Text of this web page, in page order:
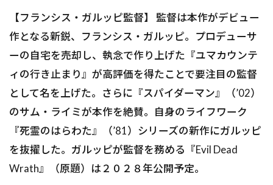
【フランシス・ガルッピ監督】 監督は本作がデビュー
作となる新鋭、フランシス・ガルッピ。プロデューサ
ーの自宅を売却し、執念で作り上げた『ユマカウンテ
ィの行き止まり』が高評価を得たことで要注目の監督
として名を上げた。さらに『スパイダーマン』（’02）
のサム・ライミが本作を絶賛。自身のライフワーク
『死霊のはらわた』（’81）シリーズの新作にガルッピ
を抜擢した。ガルッピが監督を務める『Evil Dead
Wrath』（原題）は２０２８年公開予定。